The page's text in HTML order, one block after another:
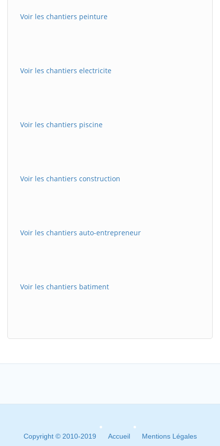
Voir les chantiers peinture
Voir les chantiers electricite
Voir les chantiers piscine
Voir les chantiers construction
Voir les chantiers auto-entrepreneur
Voir les chantiers batiment
Copyright © 2010-2019 Accueil Mentions Légales